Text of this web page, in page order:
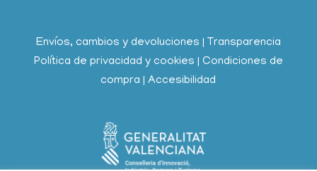
Envíos, cambios y devoluciones | Transparencia
Política de privacidad y cookies | Condiciones de
compra |Accesibilidad